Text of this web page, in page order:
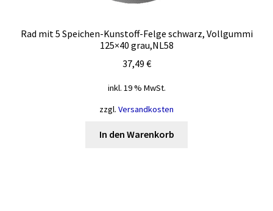
Rad mit 5 Speichen-Kunstoff-Felge schwarz, Vollgummi
125×40 grau,NL58
37,49 €
inkl. 19 % MwSt.
zzgl. Versandkosten
In den Warenkorb